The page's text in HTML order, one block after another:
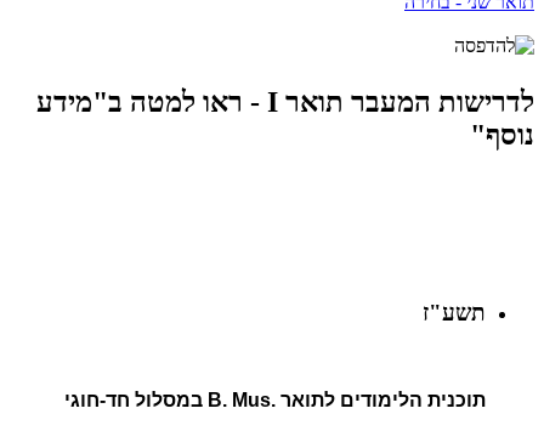
לדרישות המעבר תואר I - ראו למטה ב"מידע
נוסף"
תשע"ז
תוכנית הלימודים לתואר .B. Mus במסלול חד-חוגי